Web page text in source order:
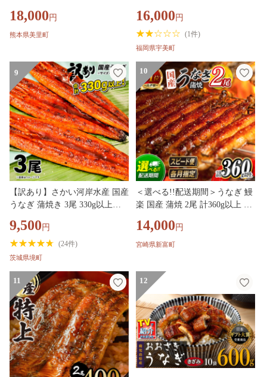
フトセット【1748663】
18,000 円
熊本県美里町
m40bak830010] 不揃い 規格外
鰻 ウナギ unagi うなぎ蒲焼 鰻
蒲焼き 蒲焼き かば焼き 真空パ
16,000 円
(1件)
福岡県宇美町
9
【訳あり】さかい河岸水産 国産
うなぎ 蒲焼き 3尾 330g以上！
9,500 円
(24件)
茨城県境町
10
＜選べる!!配送期間＞うなぎ 鰻
楽 国産 蒲焼 2尾 計360g以上 父
おすすめ 3営業日以内出荷 冷凍
簡単調理 個包装 鰻 魚介 贈答品
14,000 円
宮崎県新富町
11 12